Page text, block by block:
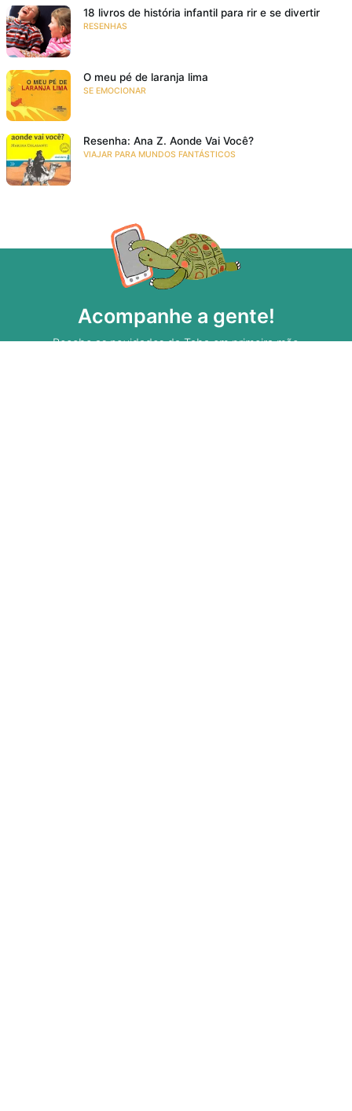
18 livros de história infantil para rir e se divertir
RESENHAS
O meu pé de laranja lima
SE EMOCIONAR
Resenha: Ana Z. Aonde Vai Você?
VIAJAR PARA MUNDOS FANTÁSTICOS
Acompanhe a gente!
Recebe as novidades da Taba em primeira mão